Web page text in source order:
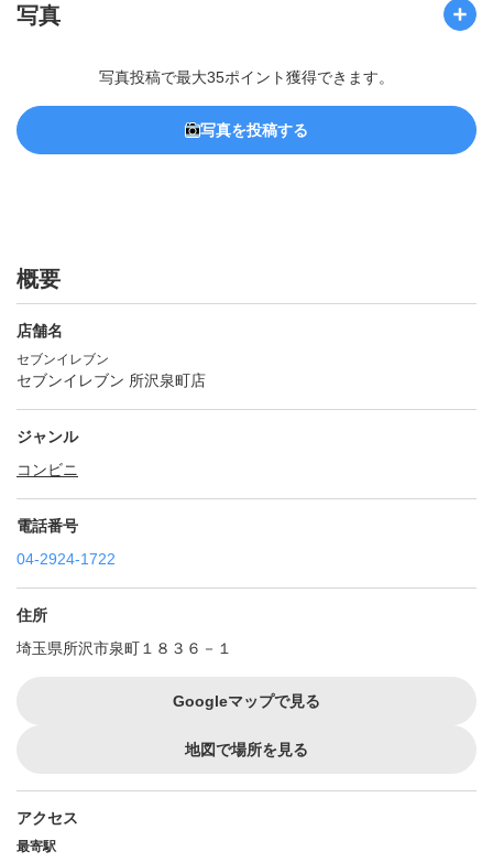
写真
写真投稿で最大35ポイント獲得できます。
写真を投稿する
概要
店舗名
セブンイレブン
セブンイレブン 所沢泉町店
ジャンル
コンビニ
電話番号
04-2924-1722
住所
埼玉県所沢市泉町１８３６－１
Googleマップで見る
地図で場所を見る
アクセス
最寄駅